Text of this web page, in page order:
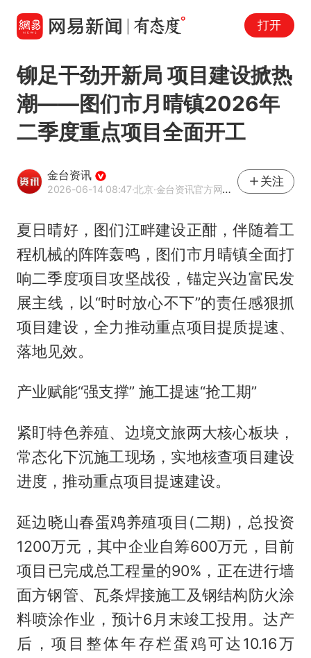
打开
铆足干劲开新局 项目建设掀热
潮——图们市月晴镇2026年
二季度重点项目全面开工
金台资讯
2026-06-14 08:47·北京·金台资讯官方网易号
关注
夏日晴好，图们江畔建设正酣，伴随着工
程机械的阵阵轰鸣，图们市月晴镇全面打
响二季度项目攻坚战役，锚定兴边富民发
展主线，以“时时放心不下”的责任感狠抓
项目建设，全力推动重点项目提质提速、
落地见效。
产业赋能“强支撑” 施工提速“抢工期”
紧盯特色养殖、边境文旅两大核心板块，
常态化下沉施工现场，实地核查项目建设
进度，推动重点项目提速建设。
延边晓山春蛋鸡养殖项目(二期)，总投资
1200万元，其中企业自筹600万元，目前
项目已完成总工程量的90%，正在进行墙
面方钢管、瓦条焊接施工及钢结构防火涂
料喷涂作业，预计6月末竣工投用。达产
后，项目整体年存栏蛋鸡可达10.16万